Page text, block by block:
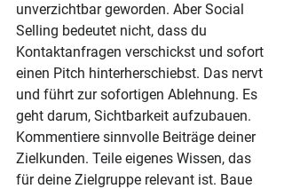
unverzichtbar geworden. Aber Social
Selling bedeutet nicht, dass du
Kontaktanfragen verschickst und sofort
einen Pitch hinterherschiebst. Das nervt
und führt zur sofortigen Ablehnung. Es
geht darum, Sichtbarkeit aufzubauen.
Kommentiere sinnvolle Beiträge deiner
Zielkunden. Teile eigenes Wissen, das
für deine Zielgruppe relevant ist. Baue